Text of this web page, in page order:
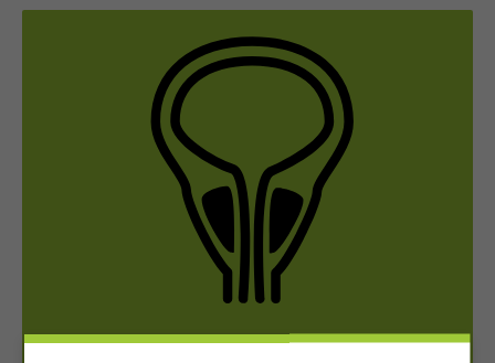
URO­LO­GIE UND KIN­DER­URO­LO­GIE